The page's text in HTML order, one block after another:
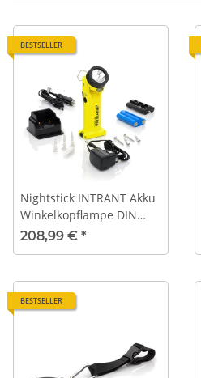
BESTSELLER
Nightstick INTRANT Akku
Winkelkopflampe DIN
14649 mit Ladestation |
208,99 € *
BESTSELLER